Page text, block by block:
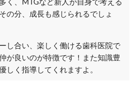
の分、成長も感じられるでしょ
し合い、楽しく働ける歯科医院で
が良いのが特徴です！また知識豊
しく指導してくれますよ。